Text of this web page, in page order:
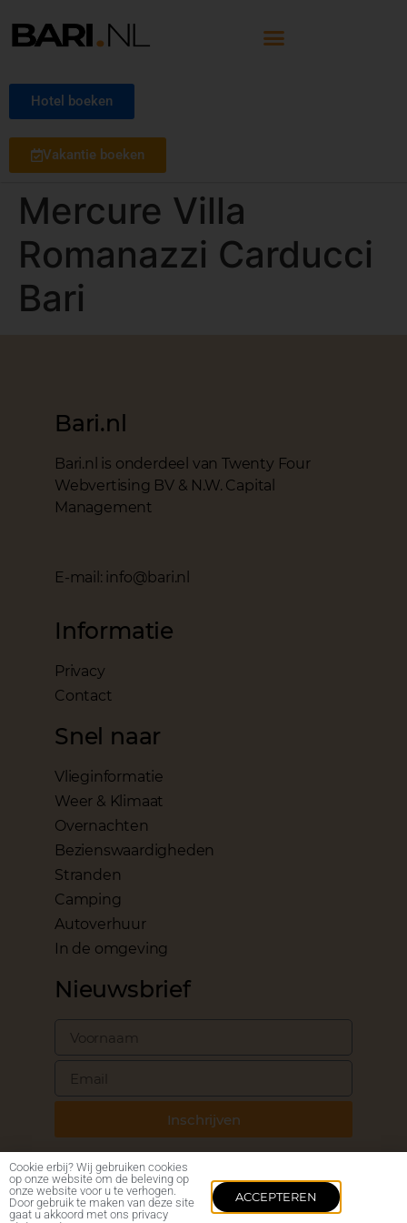
Hotel boeken
Vakantie boeken
Mercure Villa
Romanazzi Carducci
Bari
Bari.nl
Bari.nl is onderdeel van Twenty Four
Webvertising BV & N.W. Capital
Management
E-mail: info@bari.nl
Informatie
Privacy
Contact
Snel naar
Vlieginformatie
Weer & Klimaat
Overnachten
Bezienswaardigheden
Stranden
Camping
Autoverhuur
In de omgeving
Nieuwsbrief
Inschrijven
©2024 – BARI.NL
Cookie erbij? Wij gebruiken cookies
op onze website om de beleving op
onze website voor u te verhogen.
Door gebruik te maken van deze site
gaat u akkoord met ons privacy
ACCEPTEREN